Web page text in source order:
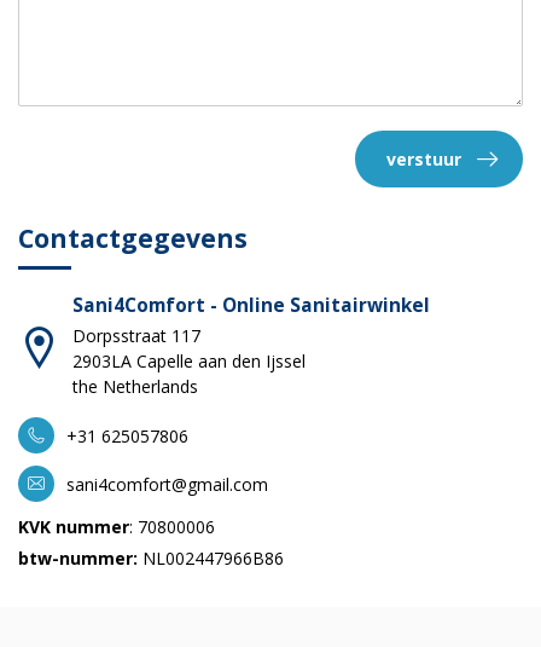
verstuur
Contactgegevens
+31 625057806
sani4comfort@gmail.com
KVK nummer: 70800006
btw-nummer: NL002447966B86
Sani4Comfort - Online Sanitairwinkel
Dorpsstraat 117
2903LA Capelle aan den Ijssel
the Netherlands